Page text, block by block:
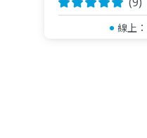
線上：